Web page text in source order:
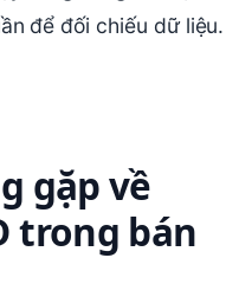
để đối chiếu dữ liệu.
gặp về
trong bán